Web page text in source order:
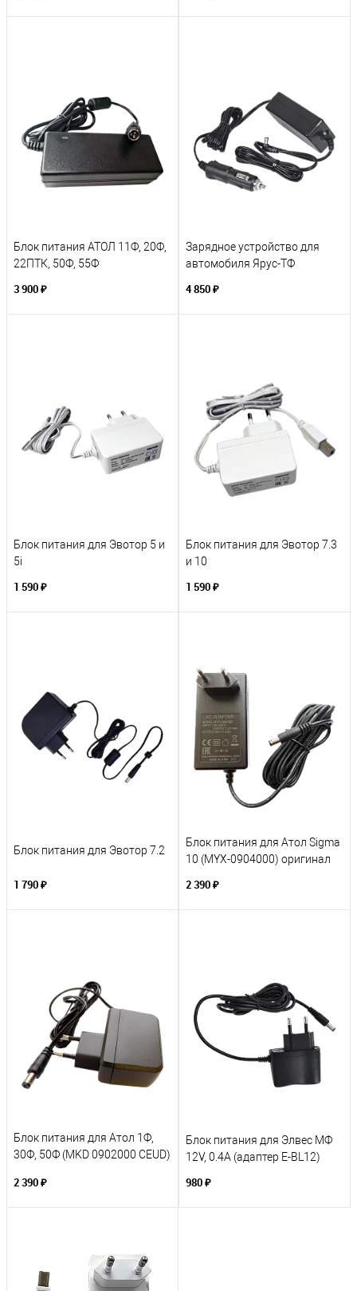
Блок питания АТОЛ 11Ф, 20Ф,
22ПТК, 50Ф, 55Ф
3 900 ₽
Зарядное устройство для
автомобиля Ярус-ТФ
4 850 ₽
Блок питания для Эвотор 5 и
5i
1 590 ₽
Блок питания для Эвотор 7.3
и 10
1 590 ₽
Блок питания для Эвотор 7.2
1 790 ₽
Блок питания для Атол Sigma
10 (MYX-0904000) оригинал
2 390 ₽
Блок питания для Атол 1Ф,
30Ф, 50Ф (MKD 0902000 CEUD)
2 390 ₽
Блок питания для Элвес МФ
12V, 0.4A (адаптер E-BL12)
980 ₽